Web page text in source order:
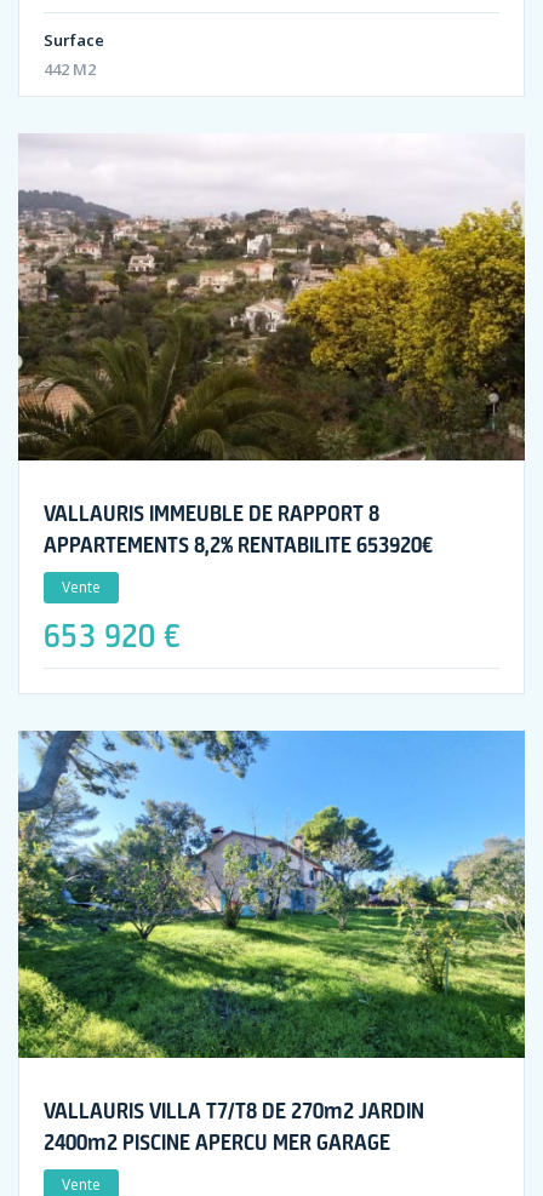
Surface
442 M2
VALLAURIS IMMEUBLE DE RAPPORT 8
APPARTEMENTS 8,2% RENTABILITE 653920€
Vente
653 920 €
VALLAURIS VILLA T7/T8 DE 270m2 JARDIN
2400m2 PISCINE APERCU MER GARAGE
Vente